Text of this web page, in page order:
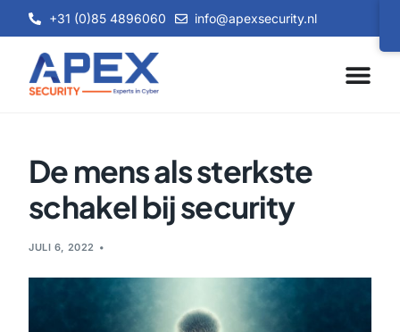
+31 (0)85 4896060 info@apexsecurity.nl
De mens als sterkste
schakel bij security
JULI 6, 2022